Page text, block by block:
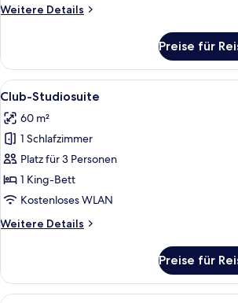
Weitere Details
Weitere
Verbindungszimmer
Preise für
Alle
Fotos
für
Club-
Studiosuite
anzeigen
Ein
5
Club-Studiosuite
60 m²
1 Schlafzimmer
Platz für 3 Personen
1 King-Bett
Kostenloses WLAN
Weitere Details
Weitere
Studiosuite
Preise für